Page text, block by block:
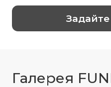
Галерея